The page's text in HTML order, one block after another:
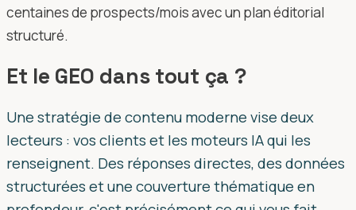
centaines de prospects/mois avec un plan éditorial
structuré.
Et le GEO dans tout ça ?
Une stratégie de contenu moderne vise deux
lecteurs : vos clients et les moteurs IA qui les
renseignent. Des réponses directes, des données
structurées et une couverture thématique en